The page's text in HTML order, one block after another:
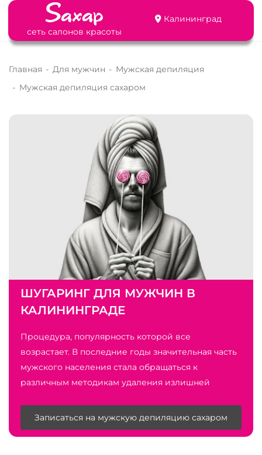
сеть салонов красоты
Калининград
Главная - Для мужчин - Мужская депиляция
- Мужская депиляция сахаром
ШУГАРИНГ ДЛЯ МУЖЧИН В
КАЛИНИНГРАДЕ
Процедура, популярность которой все
возрастает. В последние годы значительная часть
мужского населения стала обращаться к
различным методикам удаления излишней
Записаться на мужскую депиляцию сахаром